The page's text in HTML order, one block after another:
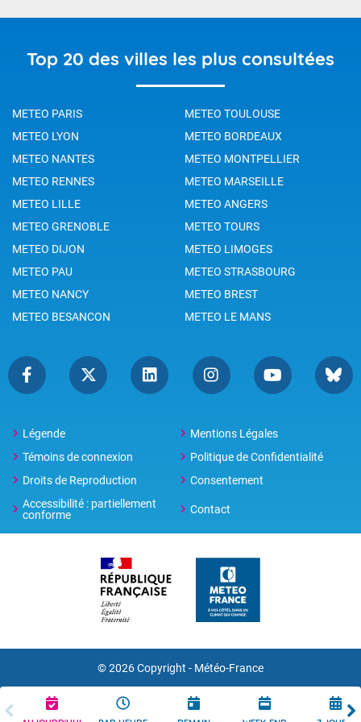
Top 20 des villes les plus consultées
METEO PARIS
METEO TOULOUSE
METEO LYON
METEO BORDEAUX
METEO NANTES
METEO MONTPELLIER
METEO RENNES
METEO MARSEILLE
METEO LILLE
METEO ANGERS
METEO GRENOBLE
METEO TOURS
METEO DIJON
METEO LIMOGES
METEO PAU
METEO STRASBOURG
METEO NANCY
METEO BREST
METEO BESANCON
METEO LE MANS
Légende
Mentions Légales
Témoins de connexion
Politique de Confidentialité
Droits de Reproduction
Consentement
Accessibilité : partiellement
conforme
Contact
© 2026 Copyright - Météo-France